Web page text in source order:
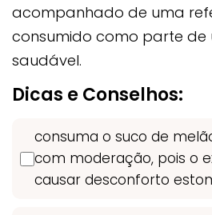
acompanhado de uma
consumido como parte de
saudável.
Dicas e Conselhos:
consuma o suco de
com moderação, pois o
causar desconforto